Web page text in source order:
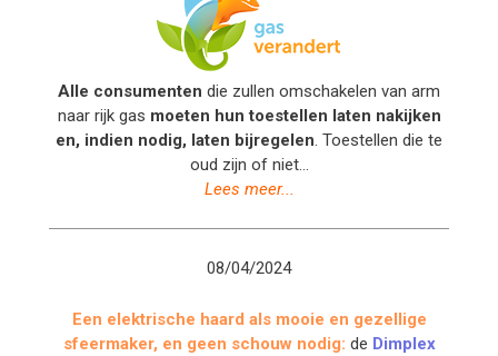
Alle consumenten die zullen omschakelen van arm
naar rijk gas moeten hun toestellen laten nakijken
en, indien nodig, laten bijregelen. Toestellen die te
oud zijn of niet...
Lees meer...
08/04/2024
Een elektrische haard als mooie en gezellige
sfeermaker, en geen schouw nodig: de Dimplex